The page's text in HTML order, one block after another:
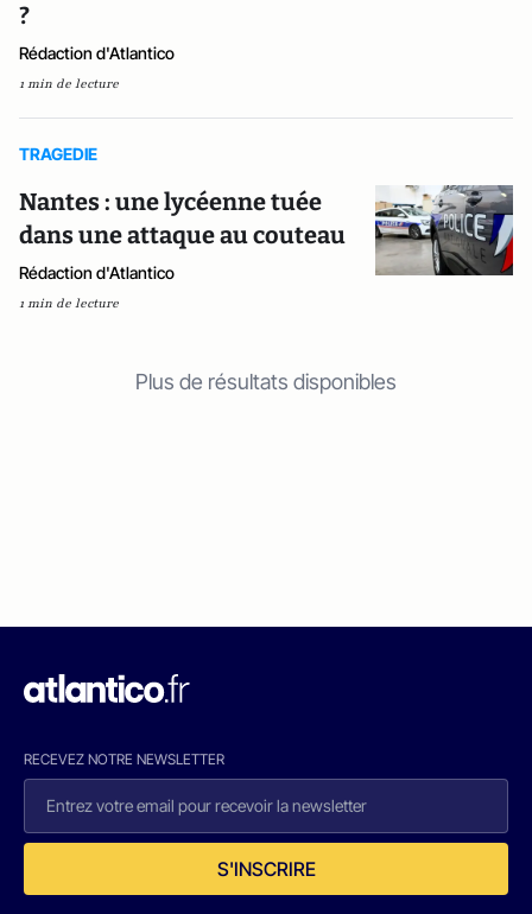
?
Rédaction d'Atlantico
1 min de lecture
TRAGEDIE
Nantes : une lycéenne tuée
dans une attaque au couteau
Rédaction d'Atlantico
1 min de lecture
Plus de résultats disponibles
RECEVEZ NOTRE NEWSLETTER
S'INSCRIRE